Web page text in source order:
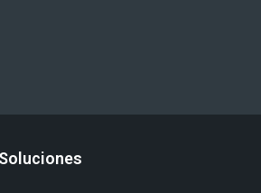
Soluciones